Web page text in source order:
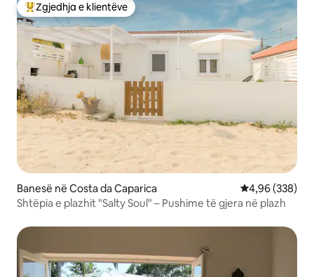
Më të mirat e zgjedhjeve të klientëve
Zgjedhja e klientëve
Banesë në Costa da Caparica Vlerësimi
4,96 (338)
Shtëpia e plazhit "Salty Soul" – Pushime të gjera në plazh